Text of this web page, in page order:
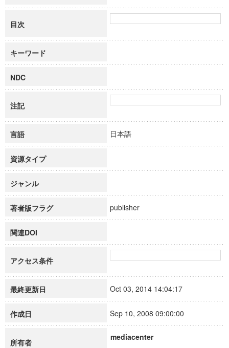
目次
キーワード
NDC
注記
言語 日本語
資源タイプ
ジャンル
著者版フラグ publisher
関連DOI
アクセス条件
最終更新日 Oct 03, 2014 14:04:17
作成日 Sep 10, 2008 09:00:00
所有者
mediacenter